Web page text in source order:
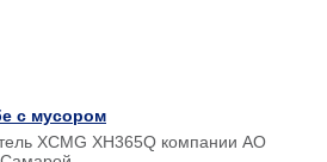
с мусором
XCMG XH365Q компании АО